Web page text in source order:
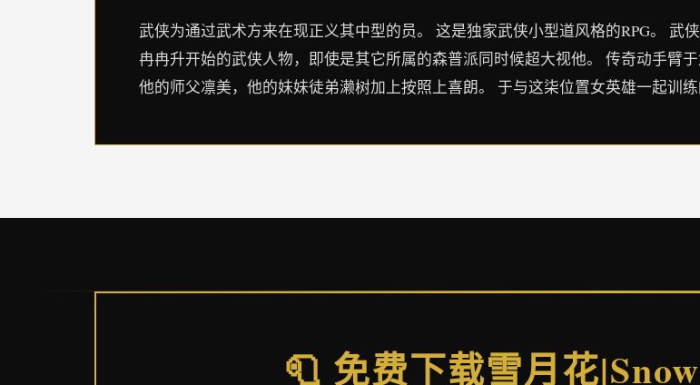
武侠为通过武术方来在现正义其中型的员。 这是独家武侠小型道风格的RPG。 武
冉冉升开始的武侠人物，即使是其它所属的森普派同时候超大视他。 传奇动手臂
他的师父凛美，他的妹妹徒弟濑树加上按照上喜朗。 于与这柒位置女英雄一起训
🧻 免费下载雪月花